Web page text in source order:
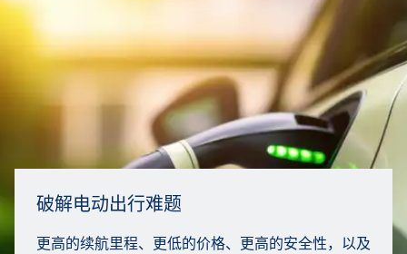
破解电动出行难题
更高的续航里程、更低的价格、更高的安全性，以及